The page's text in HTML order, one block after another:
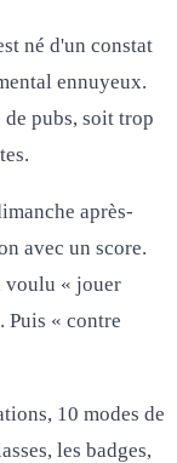
né d'un constat
ennuyeux.
pubs, soit trop
après-
avec un score.
voulu « jouer
Puis « contre
10 modes de
les badges,